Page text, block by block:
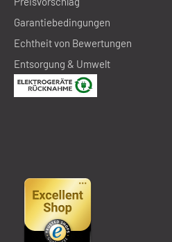
Garantiebedingungen
Echtheit von Bewertungen
Entsorgung & Umwelt